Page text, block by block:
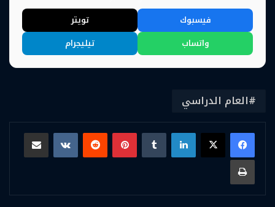
فيسبوك
تويتر
واتساب
تيليجرام
العام الدراسي
لينكدإن بينتيريست
مشاركة عبر البريد
طباعة